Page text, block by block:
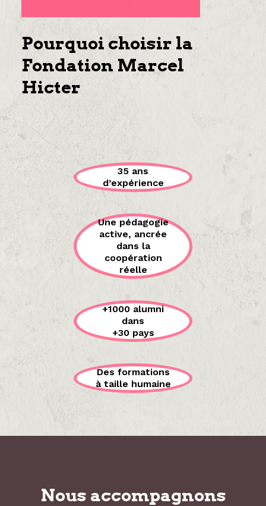
Pourquoi choisir la
Fondation Marcel
Hicter
35 ans
d’expérience
Une pédagogie
active, ancrée
dans la
coopération
réelle
+1000 alumni
dans
+30 pays
Des formations
à taille humaine
Nous accompagnons